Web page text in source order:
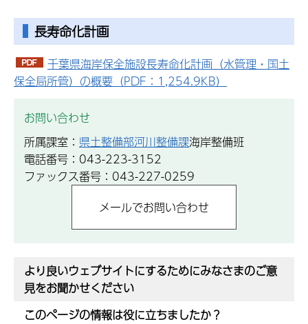
長寿命化計画
千葉県海岸保全施設長寿命化計画（水管理・国土
保全局所管）の概要（PDF：1,254.9KB）
お問い合わせ
所属課室： 県土整備部河川整備課海岸整備班
電話番号：043-223-3152
ファックス番号：043-227-0259
より良いウェブサイトにするためにみなさまのご意
見をお聞かせください
このページの情報は役に立ちましたか？